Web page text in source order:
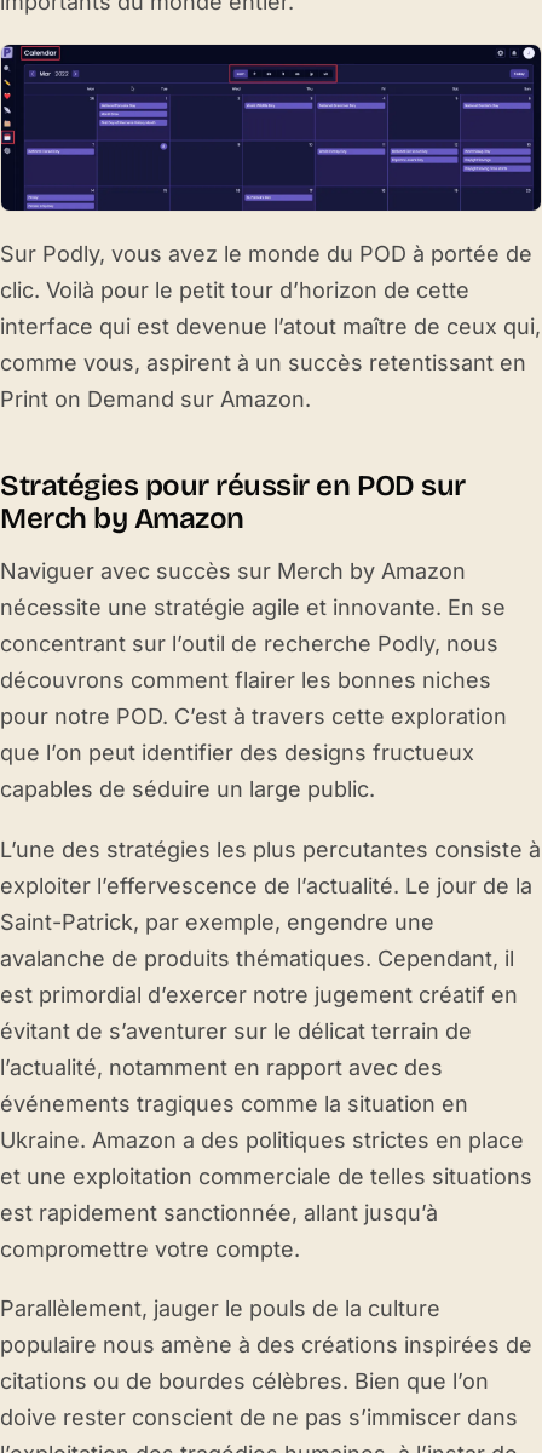
Sur Podly, vous avez le monde du POD à portée de
clic. Voilà pour le petit tour d’horizon de cette
interface qui est devenue l’atout maître de ceux qui,
comme vous, aspirent à un succès retentissant en
Print on Demand sur Amazon.
Stratégies pour réussir en POD sur
Merch by Amazon
Naviguer avec succès sur Merch by Amazon
nécessite une stratégie agile et innovante. En se
concentrant sur l’outil de recherche Podly, nous
découvrons comment flairer les bonnes niches
pour notre POD. C’est à travers cette exploration
que l’on peut identifier des designs fructueux
capables de séduire un large public.
L’une des stratégies les plus percutantes consiste à
exploiter l’effervescence de l’actualité. Le jour de la
Saint-Patrick, par exemple, engendre une
avalanche de produits thématiques. Cependant, il
est primordial d’exercer notre jugement créatif en
évitant de s’aventurer sur le délicat terrain de
l’actualité, notamment en rapport avec des
événements tragiques comme la situation en
Ukraine. Amazon a des politiques strictes en place
et une exploitation commerciale de telles situations
est rapidement sanctionnée, allant jusqu’à
compromettre votre compte.
Parallèlement, jauger le pouls de la culture
populaire nous amène à des créations inspirées de
citations ou de bourdes célèbres. Bien que l’on
doive rester conscient de ne pas s’immiscer dans